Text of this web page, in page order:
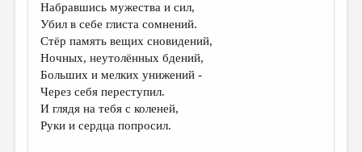
ОТДЕЛЫ И РУБРИКИ
ИЗБРАННОЕ
ДАЙДЖЕСТ
ПРОИЗВЕДЕНИЯ
ПЕРЕВОДЫ
Набравшись мужества и сил,
Убил в себе глиста сомнений.
Стёр память вещих сновидений,
Ночных, неутолённых бдений,
Больших и мелких унижений -
Через себя переступил.
И глядя на тебя с коленей,
Руки и сердца попросил.